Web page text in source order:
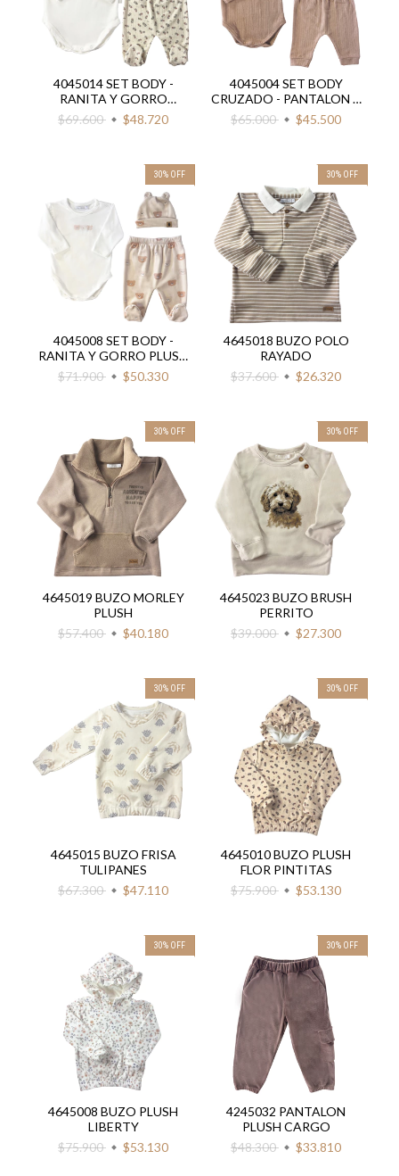
4045014 SET BODY -
RANITA Y GORRO
ACANALADO FLOR
PINTITAS
$69.600 $48.720
4045004 SET BODY
CRUZADO - PANTALON Y
GORRO CALADO
$65.000 $45.500
30% OFF
4045008 SET BODY -
RANITA Y GORRO PLUSH
OSITOS
$71.900 $50.330
30% OFF
4645018 BUZO POLO
RAYADO
$37.600
$26.320
30% OFF
4645019 BUZO MORLEY
PLUSH
$57.400
$40.180
30% OFF
4645023 BUZO BRUSH
PERRITO
$39.000
$27.300
30% OFF
4645015 BUZO FRISA
TULIPANES
$67.300
$47.110
30% OFF
4645010 BUZO PLUSH
FLOR PINTITAS
$75.900
$53.130
30% OFF
4645008 BUZO PLUSH
LIBERTY
$75.900
$53.130
30% OFF
4245032 PANTALON
PLUSH CARGO
$48.300
$33.810